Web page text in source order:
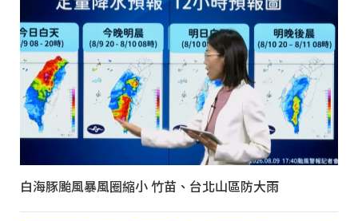
白海豚颱風暴風圈縮小 竹苗、台北山區防大雨